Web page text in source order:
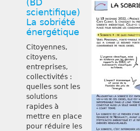
(BD
scientifique)
La sobriété
énergétique
Citoyennes,
citoyens,
entreprises,
collectivités :
quelles sont les
solutions
rapides à
mettre en place
pour réduire les